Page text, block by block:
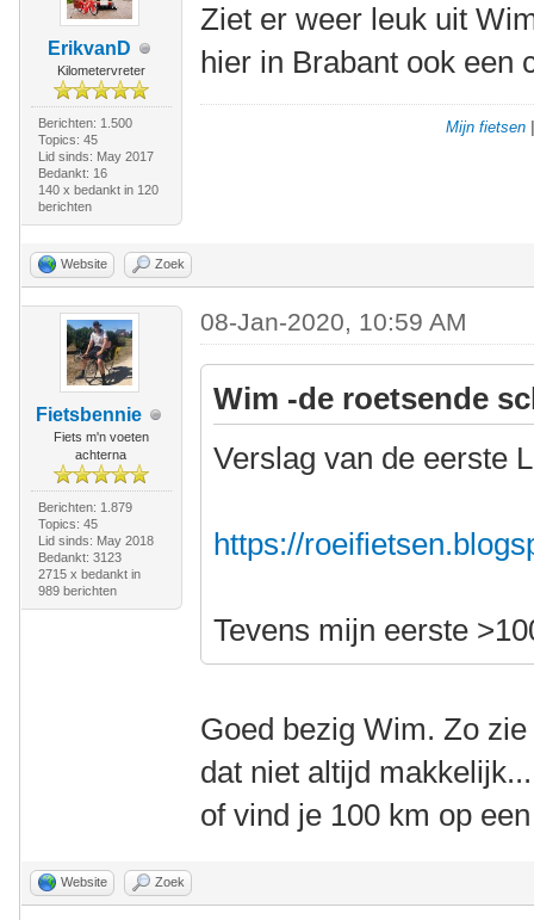
ErikvanD
Kilometervreter
Berichten: 1.500
Topics: 45
Lid sinds: May 2017
Bedankt: 16
140 x bedankt in 120
berichten
Ziet er weer leuk uit
hier in Brabant ook een
Mijn fietsen
Website Zoek
Fietsbennie
Fiets m'n voeten
achterna
Berichten: 1.879
Topics: 45
Lid sinds: May 2018
Bedankt: 3123
2715 x bedankt in
989 berichten
08-Jan-2020, 10:59 AM
Wim -de roetsende
Verslag van de eerste
https://
Tevens mijn eerste
Goed bezig Wim. Zo
dat niet altijd
of vind je 100 km op
Website Zoek